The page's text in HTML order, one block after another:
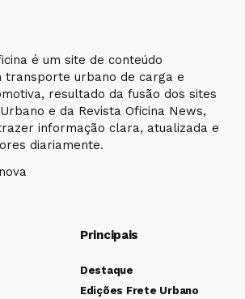
é um site de conteúdo
transporte urbano de carga e
resultado da fusão dos sites
e da Revista Oficina News,
informação clara, atualizada e
diariamente.
Principais
Destaque
Edições Frete Urbano